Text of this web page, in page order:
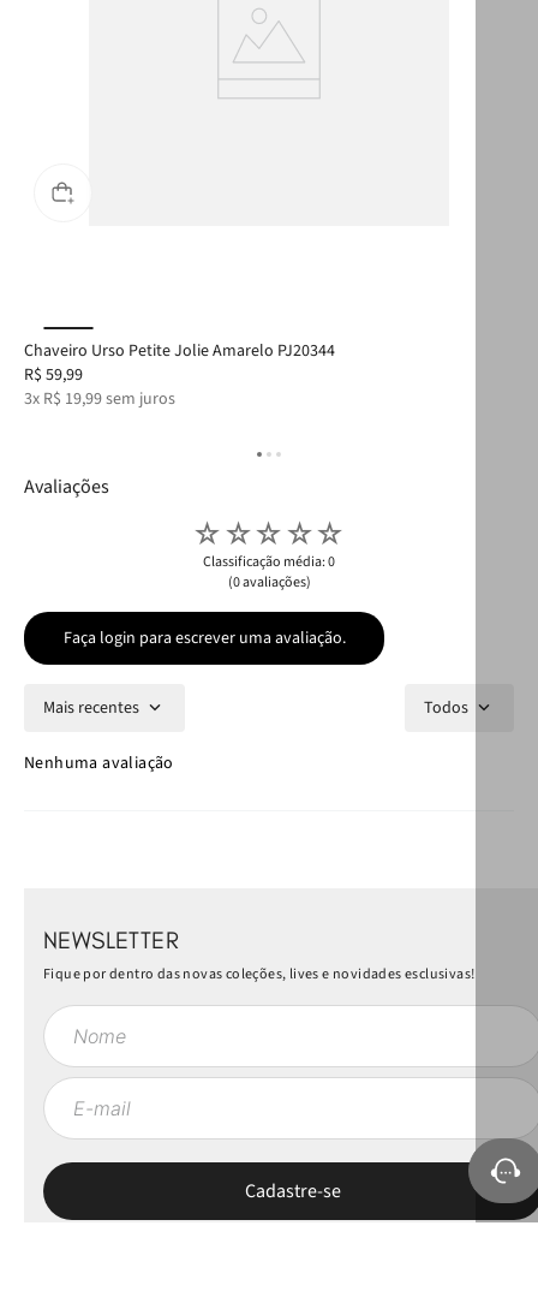
Chaveiro Urso Petite Jolie Amarelo PJ20344
R$ 59,99
3x R$ 19,99sem juros
Avaliações
☆☆☆☆☆
Classificação média: 0
(0 avaliações)
Faça login para escrever uma avaliação.
Mais recentes Todos
Nenhuma avaliação
NEWSLETTER
Fique por dentro das novas coleções, lives e novidades esclusivas!